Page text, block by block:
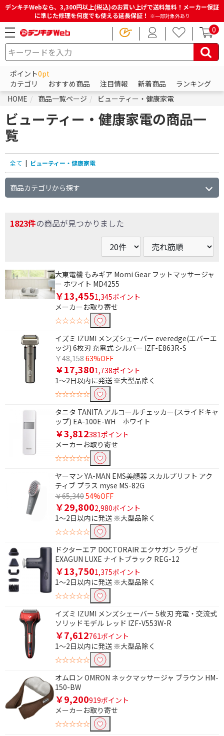
デンキチWebなら、3,300円以上(税込)のお買い上げで送料無料！メーカー保証
に準じた修理を何度でも使える延長保証！ ※一部対象外あり
0
ポイント0pt
カテゴリ
おすすめ商品 注目情報 新着商品
ランキング
HOME
商品一覧ページ ビューティー・健康家電
ビューティー・健康家電の商品一
覧
全て | ビューティー・健康家電
商品カテゴリから探す
1823件の商品が見つかりました
大東電機 もみギア Momi Gear フットマッサージャ
ー ホワイト MD4255
￥13,4551,345ポイント
メーカーお取り寄せ
☆☆☆☆☆
イズミ IZUMI メンズシェーバー everedge(エバーエ
ッジ) 6枚刃 充電式 シルバー IZF-E863R-S
￥48,15863%OFF
￥17,3801,738ポイント
1～2日以内に発送 ※大型品除く
☆☆☆☆☆
タニタ TANITA アルコールチェッカー(スライドキャ
ップ) EA-100E-WH ホワイト
￥3,812381ポイント
メーカーお取り寄せ
☆☆☆☆☆
ヤーマン YA-MAN EMS美顔器 スカルプリフト アク
ティブ プラス myse MS-82G
￥65,34054%OFF
￥29,8002,980ポイント
1～2日以内に発送 ※大型品除く
☆☆☆☆☆
ドクターエア DOCTORAIR エクサガン ラグゼ
EXAGUN LUXE ナイトブラック REG-12
￥13,7501,375ポイント
1～2日以内に発送 ※大型品除く
☆☆☆☆☆
イズミ IZUMI メンズシェーバー 5枚刃 充電・交流式
ソリッドモデル レッド IZF-V553W-R
￥7,612761ポイント
1～2日以内に発送 ※大型品除く
☆☆☆☆☆
オムロン OMRON ネックマッサージャ ブラウン HM-
150-BW
￥9,200919ポイント
メーカーお取り寄せ
☆☆☆☆☆